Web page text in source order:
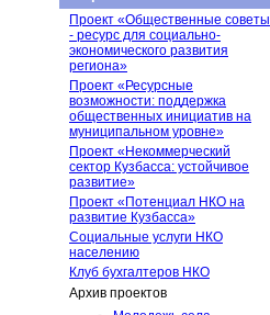
Проект «Общественные советы
- ресурс для социально-
экономического развития
региона»
Проект «Ресурсные
возможности: поддержка
общественных инициатив на
муниципальном уровне»
Проект «Некоммерческий
сектор Кузбасса: устойчивое
развитие»
Проект «Потенциал НКО на
развитие Кузбасса»
Социальные услуги НКО
населению
Клуб бухгалтеров НКО
Архив проектов